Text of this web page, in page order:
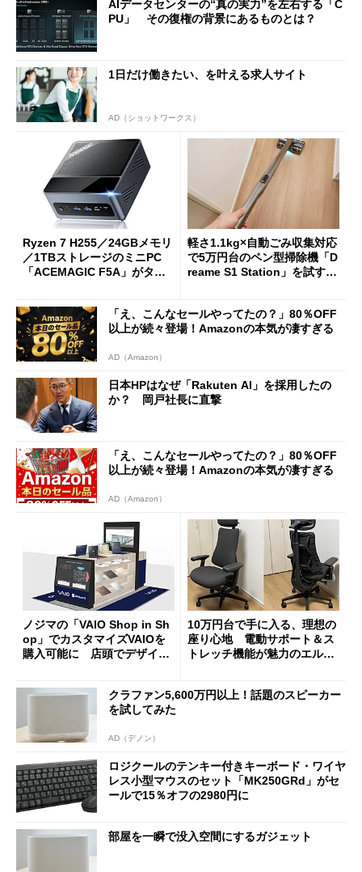
AIデータセンターの“真の実力”を左右する「C
PU」 その復権の背景にあるものとは？
1日だけ働きたい、を叶える求人サイト
AD（ショットワークス）
Ryzen 7 H255／24GBメモリ
／1TBストレージのミニPC
「ACEMAGIC F5A」がタイ
軽さ1.1kg×自動ごみ収集対応
で5万円台のペン型掃除機「D
reame S1 Station」を試す
「え、こんなセールやってたの？」80％OFF
以上が続々登場！Amazonの本気が凄すぎる
AD（Amazon）
日本HPはなぜ「Rakuten AI」を採用したの
か？ 岡戸社長に直撃
「え、こんなセールやってたの？」80％OFF
以上が続々登場！Amazonの本気が凄すぎる
AD（Amazon）
ノジマの「VAIO Shop in Sh
op」でカスタマイズVAIOを
購入可能に 店頭でデザイン
10万円台で手に入る、理想の
座り心地 電動サポート＆ス
トレッチ機能が魅力のエルゴ
クラファン5,600万円以上！話題のスピーカー
を試してみた
AD（デノン）
ロジクールのテンキー付きキーボード・ワイヤ
レス小型マウスのセット「MK250GRd」がセ
ールで15％オフの2980円に
部屋を一瞬で没入空間にするガジェット